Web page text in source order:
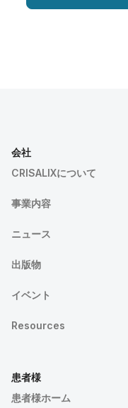
会社
CRISALIXについて
事業内容
ニュース
出版物
イベント
Resources
患者様
患者様ホーム